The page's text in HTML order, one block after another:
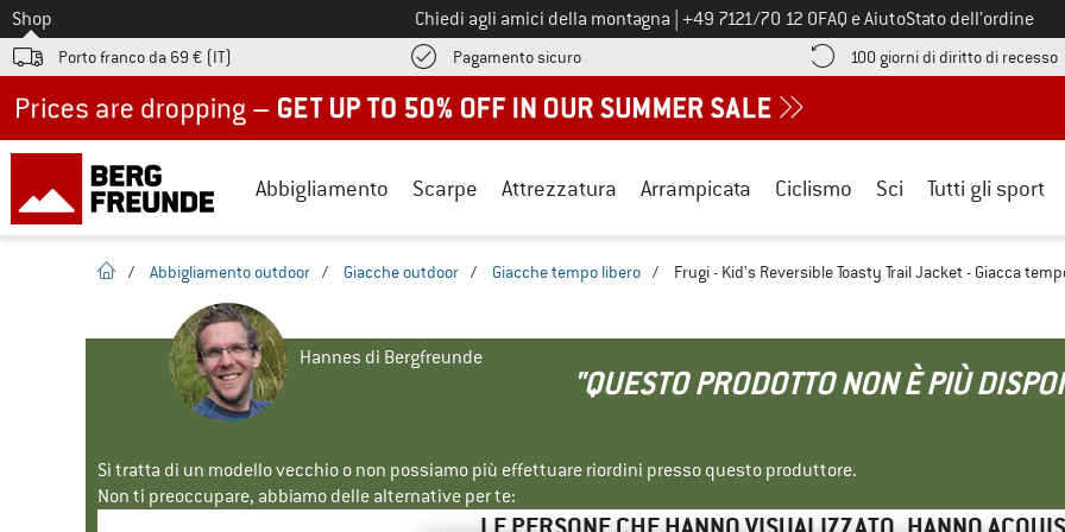
Allo
Shop Chiedi agli amici della montagna Chiamaci al numero
+49 7121/70 12 0FAQ e AiutoStato dell’ordine
Porto franco da 69 € (IT) Pagamento sicuroQui trovi le informazioni di pagamento! Si apre in una casella
100 giorni di diritto di recesso
Abbigliamento Scarpe Attrezzatura Arrampicata Ciclismo Sci Tutti gli sport
pagina iniziale
/ Abbigliamento outdoor / Giacche outdoor / Giacche tempo libero / Frugi - Kid's Reversible Toasty Trail Jacket - Giacca
Hannes di Bergfreunde
"QUESTO PRODOTTO NON È PIÙ
Si tratta di un modello vecchio o non possiamo più effettuare riordini presso questo produttore.
Non ti preoccupare, abbiamo delle alternative per te: